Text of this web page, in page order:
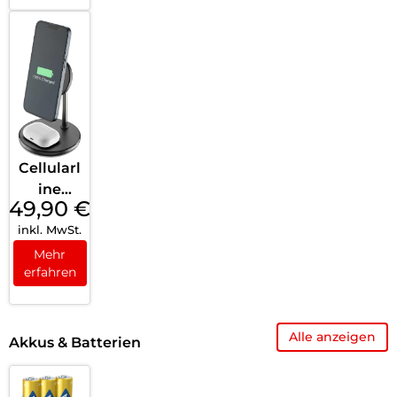
Cellularl
ine
MagSaf
e Mag
Duo
Wireles
Black
49,90 €
inkl. MwSt.
Mehr
erfahren
Akkus & Batterien Alle anzeigen